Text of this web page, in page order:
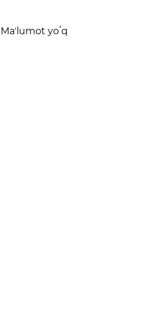
Maʼlumot yoʻq